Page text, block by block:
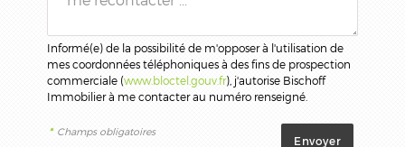
Informé(e) de la possibilité de m'opposer à l'utilisation de
mes coordonnées téléphoniques à des fins de prospection
commerciale (www.bloctel.gouv.fr), j'autorise Bischoff
Immobilier à me contacter au numéro renseigné.
* Champs obligatoires